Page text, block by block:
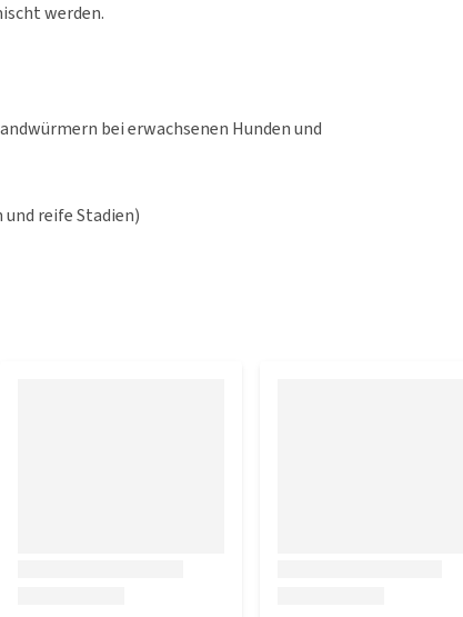
werden.
bei erwachsenen Hunden und
und reife Stadien)